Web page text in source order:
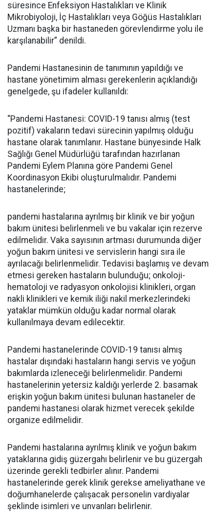
süresince Enfeksiyon Hastalıkları ve Klinik
Mikrobiyoloji, İç Hastalıkları veya Göğüs Hastalıkları
Uzmanı başka bir hastaneden görevlendirme yolu ile
karşılanabilir” denildi.
Pandemi Hastanesinin de tanımının yapıldığı ve
hastane yönetimim alması gerekenlerin açıklandığı
genelgede, şu ifadeler kullanıldı:
“Pandemi Hastanesi: COVID-19 tanısı almış (test
pozitif) vakaların tedavi sürecinin yapılmış olduğu
hastane olarak tanımlanır. Hastane bünyesinde Halk
Sağlığı Genel Müdürlüğü tarafından hazırlanan
Pandemi Eylem Planına göre Pandemi Genel
Koordinasyon Ekibi oluşturulmalıdır. Pandemi
hastanelerinde;
pandemi hastalarına ayrılmış bir klinik ve bir yoğun
bakım ünitesi belirlenmeli ve bu vakalar için rezerve
edilmelidir. Vaka sayısının artması durumunda diğer
yoğun bakım ünitesi ve servislerin hangi sıra ile
ayrılacağı belirlenmelidir. Tedavisi başlamış ve devam
etmesi gereken hastaların bulunduğu; onkoloji-
hematoloji ve radyasyon onkolojisi klinikleri, organ
nakli klinikleri ve kemik iliği nakil merkezlerindeki
yataklar mümkün olduğu kadar normal olarak
kullanılmaya devam edilecektir.
Pandemi hastanelerinde COVID-19 tanısı almış
hastalar dışındaki hastaların hangi servis ve yoğun
bakımlarda izleneceği belirlenmelidir. Pandemi
hastanelerinin yetersiz kaldığı yerlerde 2. basamak
erişkin yoğun bakım ünitesi bulunan hastaneler de
pandemi hastanesi olarak hizmet verecek şekilde
organize edilmelidir.
Pandemi hastalarına ayrılmış klinik ve yoğun bakım
yataklarına gidiş güzergahı belirlenir ve bu güzergah
üzerinde gerekli tedbirler alınır. Pandemi
hastanelerinde gerek klinik gerekse ameliyathane ve
doğumhanelerde çalışacak personelin vardiyalar
şeklinde isimleri ve unvanları belirlenir.